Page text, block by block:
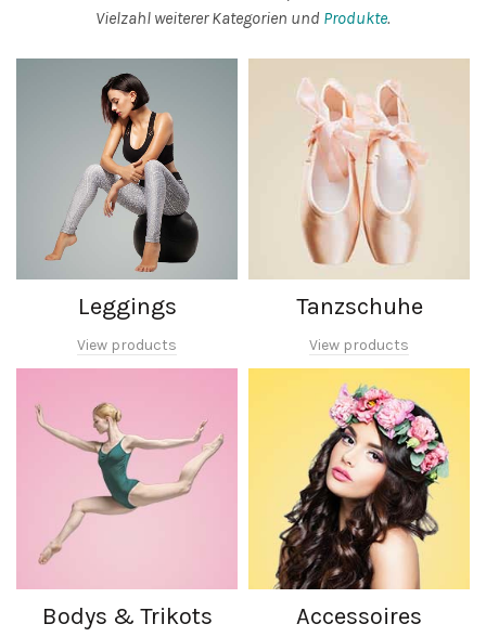
Vielzahl weiterer Kategorien und Produkte.
Leggings
View products
Tanzschuhe
View products
Bodys & Trikots Accessoires